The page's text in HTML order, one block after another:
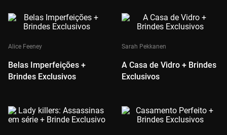
Alice Feeney
Belas Imperfeições +
Brindes Exclusivos
Sarah Pekkanen
A Casa de Vidro + Brindes
Exclusivos